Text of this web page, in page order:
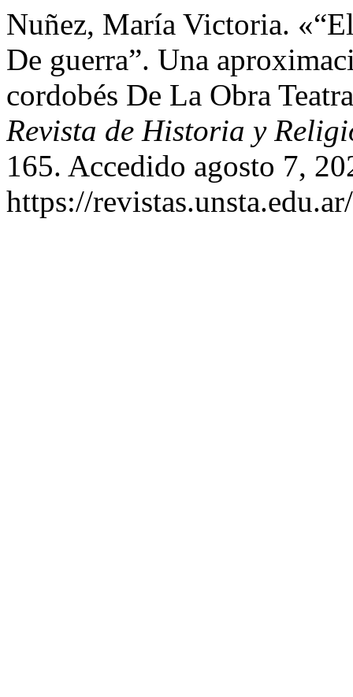
Nuñez, María Victoria.
De guerra”. Una
cordobés De La Obra
Revista de Historia y
165. Accedido agosto 7,
https://